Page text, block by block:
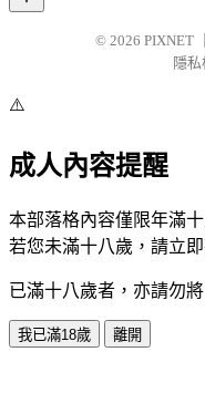
© 2026 PIXNET
隱
⚠️
成人內容提醒
本部落格內容僅限年滿
若您未滿十八歲，請立即
已滿十八歲者，亦請勿
我已滿18歲 離開